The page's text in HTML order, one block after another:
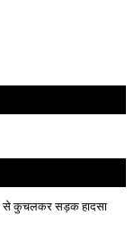
से कुचलकर सड़क हादसा